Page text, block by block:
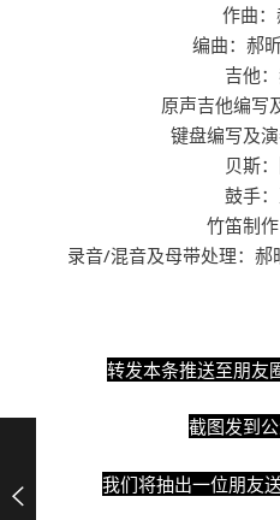
作曲
编曲：郝
吉他
原声吉他编写
键盘编写及
贝斯
鼓手
竹笛制
录音/混音及母带处理：郝
转发本条推送至朋友
截图发到
我们将抽出一位朋友